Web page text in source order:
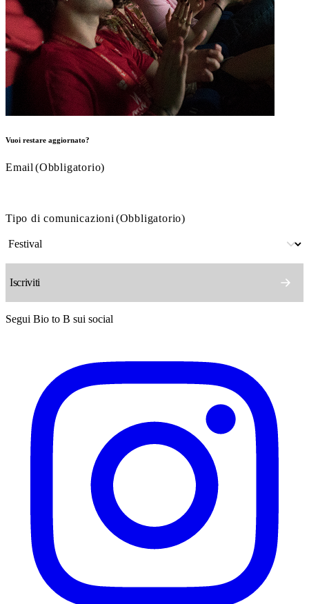
Vuoi restare aggiornato?
Email (Obbligatorio)
Tipo di comunicazioni (Obbligatorio)
Segui Bio to B sui social